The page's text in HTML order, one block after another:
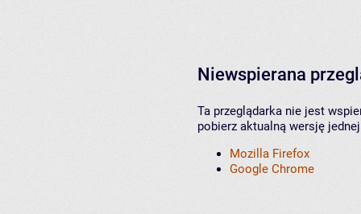
Niewspierana
Ta przeglądarka nie jest
pobierz aktualną wersję
Mozilla Firefox
Google Chrome